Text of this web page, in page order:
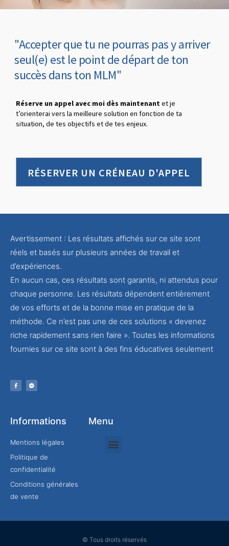
"Accepter que tu ne pourras pas y arriver
seul(e) est le point de départ de ton
succès dans ton MLM"
Réserve un appel avec moi dès maintenantet je
t’orienterai vers la meilleure solution en fonction de ta
situation, de tes objectifs et de tes enjeux.
RÉSERVER UN CRÉNEAU D'APPEL
Avertissement : Les résultats affichés sur ce site sont
réels et basés sur plusieurs années de travail et
d’expériences.
En aucun cas, ces résultats sont garantis, ni attendus pour
chaque personne. Les résultats dépendent entièrement
de vos efforts et de la bonne mise en pratique de la
méthode. Ce n’est pas une de ces solutions « devenez
riche rapidement sans rien faire ». Toutes les informations
fournies sur ce site sont à des fins éducatives seulement
Informations
Mentions légales
Politique de
confidentialité
Conditions générales
de vente
Menu
© Tous droits réservés